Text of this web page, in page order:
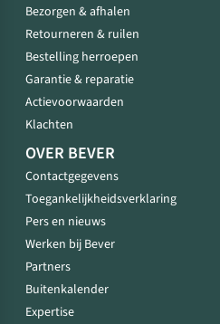
Bezorgen & afhalen
Retourneren & ruilen
Bestelling herroepen
Garantie & reparatie
Actievoorwaarden
Klachten
OVER BEVER
Contactgegevens
Toegankelijkheidsverklaring
Pers en nieuws
Werken bij Bever
Partners
Buitenkalender
Expertise